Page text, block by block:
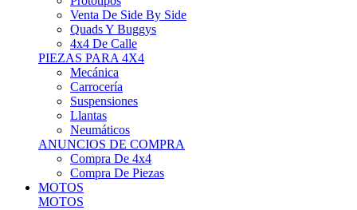
Quads Y Buggys
4x4 De Calle
PIEZAS PARA 4X4
Mecánica
Carrocería
Suspensiones
Llantas
Neumáticos
ANUNCIOS DE COMPRA
Compra De 4x4
Compra De Piezas
MOTOS
MOTOS
Motos De Circuito